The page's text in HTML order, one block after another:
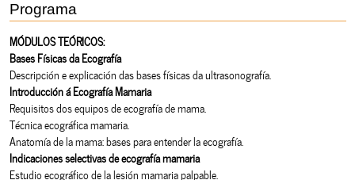
Programa
MÓDULOS TEÓRICOS:
Bases Físicas da Ecografía
Descripción e explicación das bases físicas da ultrasonografía.
Introducción á Ecografía Mamaria
Requisitos dos equipos de ecografía de mama.
Técnica ecográfica mamaria.
Anatomía de la mama: bases para entender la ecografía.
Indicaciones selectivas de ecografía mamaria
Estudio ecográfico de la lesión mamaria palpable.